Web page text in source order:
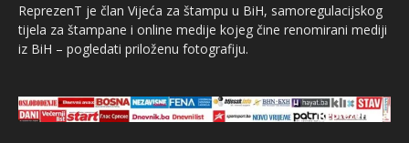
ReprezenT je član Vijeća za štampu u BiH, samoregulacijskog
tijela za štampane i online medije kojeg čine renomirani mediji
iz BiH – pogledati priloženu fotografiju.